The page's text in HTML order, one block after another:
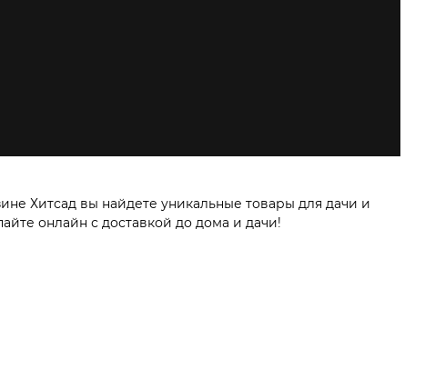
Хитсад вы найдете уникальные товары для дачи и
онлайн с доставкой до дома и дачи!